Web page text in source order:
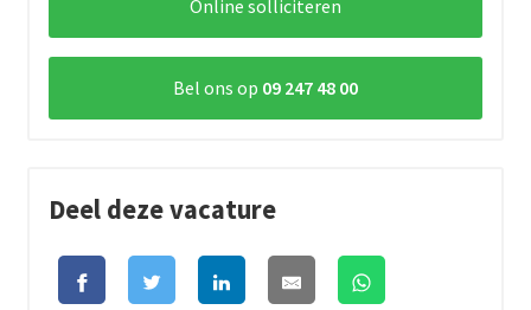
Online solliciteren
Bel ons op 09 247 48 00
Deel deze vacature